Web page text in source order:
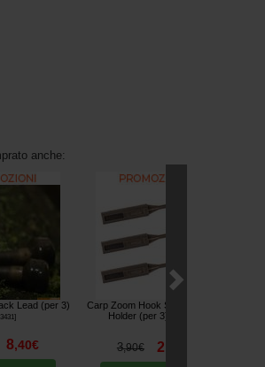
anche:
Lead (per 3)
]
8,40€
Carp Zoom Hook Secure Hook
Holder (per 3)
3,90€ 2